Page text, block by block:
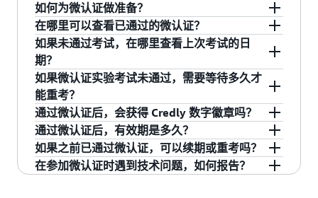
微认证针对特定主题进行深度讲解，通常适合在
对应主题领域拥有 6 个月以上 AWS 服务使用经验
的人员。
如何为微认证做准备？
请参阅 Skill Builder 中特定的微认证页面，获取备
考学习课程推荐。
在哪里可以查看已通过的微认证？
您可以通过 CertMetrics AWS Certification 账户查
看已获得的微认证。其路径为：“考试历史记录”
>“微认证”。
如果未通过考试，在哪里查看上次考试的日
期？
如果您上次尝试获取微认证失败，可登录 Skill
Builder，导航到对应微认证并点击相应模块来查
看考试日期。完成上述操作后，将在“考生信息”部
分下显示您上次尝试的日期。
如果微认证实验考试未通过，需要等待多久才
能重考？
自最近一次考试之日起，需等待 25 天方可再次参
加考试。
通过微认证后，会获得 Credly 数字徽章吗？
会。通过微认证后，您将收到来自 Credly 的邮
件，内含领取徽章的链接。
通过微认证后，有效期是多久？
微认证的有效期为 12 个月。
如果之前已通过微认证，可以续期或重考吗？
如果您的微认证仍在有效期内，可在通过考试 9
在参加微认证时遇到技术问题，如何报告？